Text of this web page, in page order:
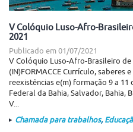
V Colóquio Luso-Afro-
2021
Publicado em 01/07/2021
V Colóquio Luso-Afro-Brasileiro de
(IN)FORMACCE Currículo, saberes
reexistências e(m) formação 9 a
Federal da Bahia, Salvador,
V...
Chamada para trabalhos,